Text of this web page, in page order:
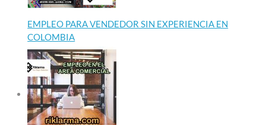
EMPLEO PARA VENDEDOR SIN EXPERIENCIA EN
COLOMBIA